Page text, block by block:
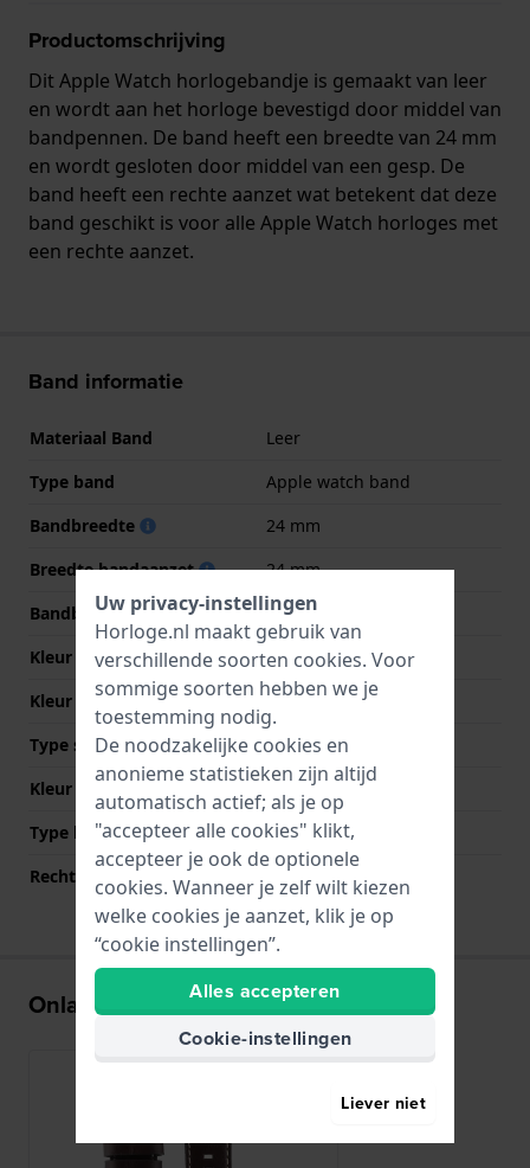
Productomschrijving
Dit Apple Watch horlogebandje is gemaakt van leer
en wordt aan het horloge bevestigd door middel van
bandpennen. De band heeft een breedte van 24 mm
en wordt gesloten door middel van een gesp. De
band heeft een rechte aanzet wat betekent dat deze
band geschikt is voor alle Apple Watch horloges met
een rechte aanzet.
Band informatie
Materiaal Band
Leer
Type band
Apple watch band
Bandbreedte
24 mm
Breedte bandaanzet
24 mm
Bandbreedte bij sluiting
22 mm
Kleur Band
Bruin
Kleur stiksel
Wit
Type sluiting
Gesp
Kleur sluiting
Zilver
Type bevestiging
Bandpennen
Rechte bandaanzet
Onlangs bekeken
Uw privacy-instellingen
Horloge.nl maakt gebruik van
verschillende soorten cookies. Voor
sommige soorten hebben we je
toestemming nodig.
De noodzakelijke cookies en
anonieme statistieken zijn altijd
automatisch actief; als je op
"accepteer alle cookies" klikt,
accepteer je ook de optionele
cookies. Wanneer je zelf wilt kiezen
welke cookies je aanzet, klik je op
“cookie instellingen”.
Alles accepteren
Cookie-instellingen
Liever niet